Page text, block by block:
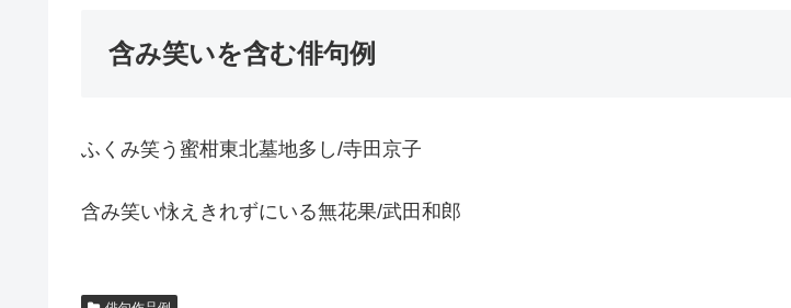
含み笑いを含む俳句例
ふくみ笑う蜜柑東北墓地多し/寺田京子
含み笑い怺えきれずにいる無花果/武田和郎